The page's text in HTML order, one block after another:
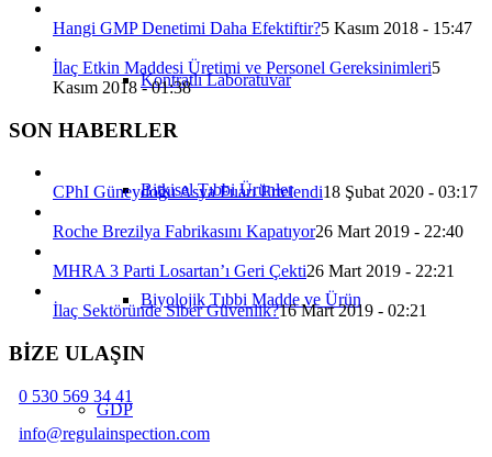
Kontratlı Laboratuvar
Bitkisel Tıbbi Ürünler
Biyolojik Tıbbi Madde ve Ürün
GDP
Hangi GMP Denetimi Daha Efektiftir?5 Kasım 2018 - 15:47
İlaç Etkin Maddesi Üretimi ve Personel Gereksinimleri5
Kasım 2018 - 01:38
SON HABERLER
CPhI Güneydoğu Asya Fuarı Ertelendi18 Şubat 2020 - 03:17
Roche Brezilya Fabrikasını Kapatıyor26 Mart 2019 - 22:40
MHRA 3 Parti Losartan’ı Geri Çekti26 Mart 2019 - 22:21
İlaç Sektöründe Siber Güvenlik?16 Mart 2019 - 02:21
BİZE ULAŞIN
0 530 569 34 41
info@regulainspection.com